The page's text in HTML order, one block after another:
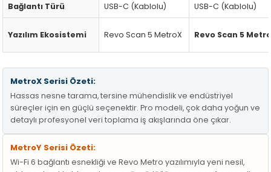
Bağlantı Türü USB-C (Kablolu) USB-C (Kablolu)
Yazılım Ekosistemi Revo Scan 5 MetroX Revo Scan 5
MetroX Serisi Özeti:
Hassas nesne tarama, tersine mühendislik ve endüstriyel
süreçler için en güçlü seçenektir. Pro modeli, çok daha yoğun ve
detaylı profesyonel veri toplama iş akışlarında öne çıkar.
MetroY Serisi Özeti:
Wi-Fi 6 bağlantı esnekliği ve Revo Metro yazılımıyla yeni nesil,